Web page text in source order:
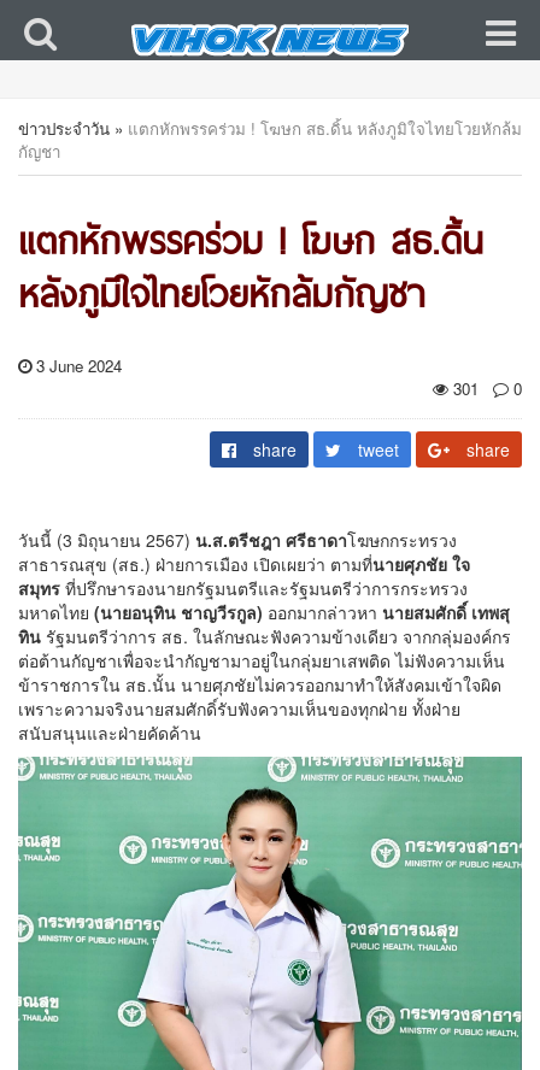
ข่าวประจำวัน » แตกหักพรรคร่วม ! โฆษก สธ.ดิ้น หลังภูมิใจไทยโวยหักล้ม
กัญชา
แตกหักพรรคร่วม ! โฆษก สธ.ดิ้น
หลังภูมิใจไทยโวยหักล้มกัญชา
3 June 2024
301
0
share tweet share
วันนี้ (3 มิถุนายน 2567) น.ส.ตรีชฎา ศรีธาดาโฆษกกระทรวง
สาธารณสุข (สธ.) ฝ่ายการเมือง เปิดเผยว่า ตามที่นายศุภชัย ใจ
สมุทร ที่ปรึกษารองนายกรัฐมนตรีและรัฐมนตรีว่าการกระทรวง
มหาดไทย (นายอนุทิน ชาญวีรกูล) ออกมากล่าวหา นายสมศักดิ์ เทพสุ
ทิน รัฐมนตรีว่าการ สธ. ในลักษณะฟังความข้างเดียว จากกลุ่มองค์กร
ต่อต้านกัญชาเพื่อจะนำกัญชามาอยู่ในกลุ่มยาเสพติด ไม่ฟังความเห็น
ข้าราชการใน สธ.นั้น นายศุภชัยไม่ควรออกมาทำให้สังคมเข้าใจผิด
เพราะความจริงนายสมศักดิ์รับฟังความเห็นของทุกฝ่าย ทั้งฝ่าย
สนับสนุนและฝ่ายคัดค้าน